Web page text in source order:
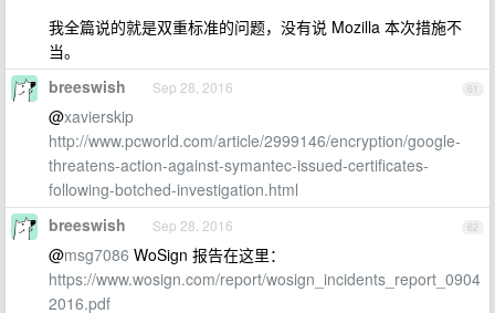
我全篇说的就是双重标准的问题，没有说 Mozilla 本次措施不
当。
61
breeswish Sep 28, 2016
@xavierskip
http://www.pcworld.com/article/2999146/encryption/google-
threatens-action-against-symantec-issued-certificates-
following-botched-investigation.html
62
breeswish Sep 28, 2016
@msg7086 WoSign 报告在这里：
https://www.wosign.com/report/wosign_incidents_report_0904
2016.pdf